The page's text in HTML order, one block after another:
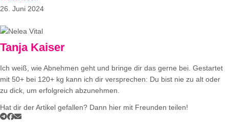
26. Juni 2024
Tanja Kaiser
Ich weiß, wie Abnehmen geht und bringe dir das gerne bei. Gestartet
mit 50+ bei 120+ kg kann ich dir versprechen: Du bist nie zu alt oder
zu dick, um erfolgreich abzunehmen.
Hat dir der Artikel gefallen? Dann hier mit Freunden teilen!